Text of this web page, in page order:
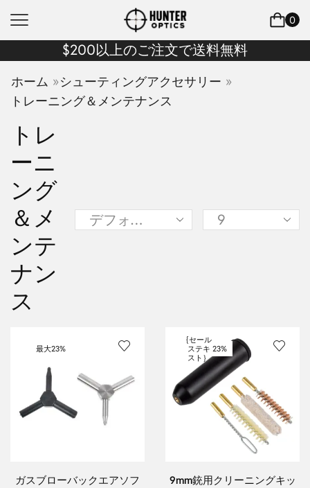
0
$200以上のご注文で送料無料
ホーム »シューティングアクセサリー »
トレーニング＆メンテナンス
トレ
ーニ
ング
＆メ
ンテ
ナン
ス
最大23%
ガスブローバックエアソフ
{セール
ステキ
スト｝
23%
9mm銃用クリーニングキッ